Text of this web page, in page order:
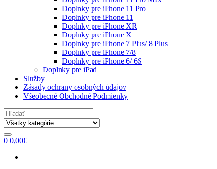
Doplnky pre iPhone 11 Pro
Doplnky pre iPhone 11
Doplnky pre iPhone XR
Doplnky pre iPhone X
Doplnky pre iPhone 7 Plus/ 8 Plus
Doplnky pre iPhone 7/8
Doplnky pre iPhone 6/ 6S
Doplnky pre iPad
Služby
Zásady ochrany osobných údajov
Všeobecné Obchodné Podmienky
Search
for:
0 0,00€